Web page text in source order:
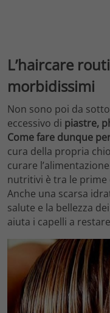
L’haircare
morbidissimi
Non sono poi da
eccessivo di piastre,
Come fare dunque
cura della propria
curare
nutritivi è tra le prime
Anche una scarsa
salute e la bellezza
aiuta i capelli a